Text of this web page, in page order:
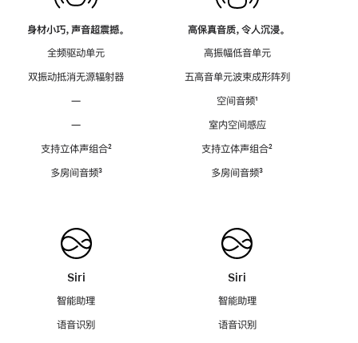
身材小巧，声音超震撼。
全频驱动单元
双振动抵消无源辐射器
—
—
支持立体声组合脚
²
多房间音频脚
³
Siri
智能助理
语音识别
高保真音质，令人沉浸。
高振幅低音单元
五高音单元波束成形阵列
空间音频脚
¹
室内空间感应
支持立体声组合脚
²
多房间音频脚
³
Siri
智能助理
语音识别